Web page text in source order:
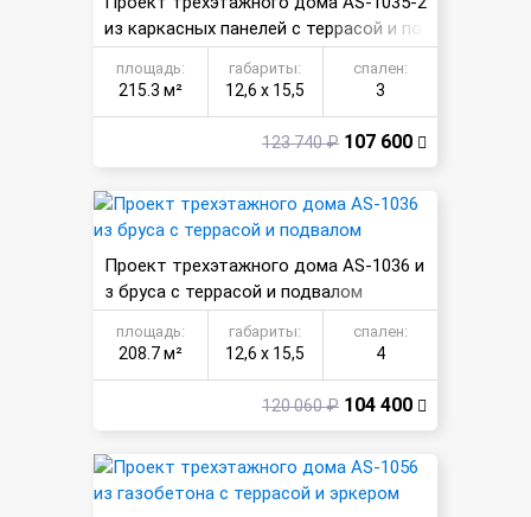
из каркасных панелей с террасой и по
площадь:
215.3 м²
габариты:
12,6 х 15,5
спален:
3
123 740 ₽ 107 600
Проект трехэтажного дома AS-1036 и
з бруса с террасой и подвалом
площадь:
208.7 м²
габариты:
12,6 х 15,5
спален:
4
120 060 ₽ 104 400